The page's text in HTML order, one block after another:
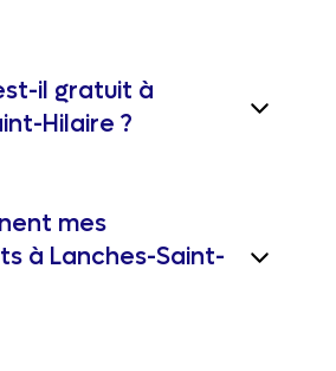
il gratuit à
Hilaire ?
mes
à Lanches-Saint-